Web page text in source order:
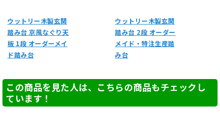
ウットリー木製玄関
踏み台 京風なぐり天
板 1段 オーダーメイ
ド踏み台
ウットリー木製玄関
踏み台 2段 オーダー
メイド・特注生産踏
み台
この商品を見た人は、こちらの商品もチェックし
ています！